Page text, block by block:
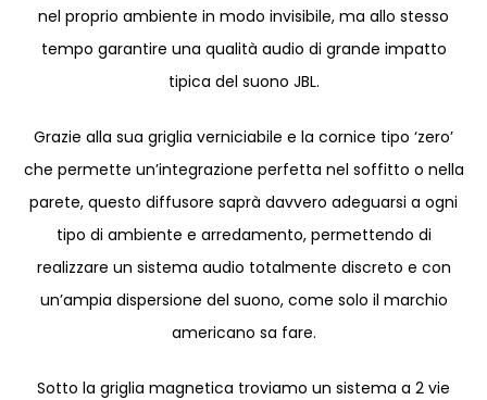
nel proprio ambiente in modo invisibile, ma allo stesso
tempo garantire una qualità audio di grande impatto
tipica del suono JBL.
Grazie alla sua griglia verniciabile e la cornice tipo ‘zero’
che permette un’integrazione perfetta nel soffitto o nella
parete, questo diffusore saprà davvero adeguarsi a ogni
tipo di ambiente e arredamento, permettendo di
realizzare un sistema audio totalmente discreto e con
un’ampia dispersione del suono, come solo il marchio
americano sa fare.
Sotto la griglia magnetica troviamo un sistema a 2 vie